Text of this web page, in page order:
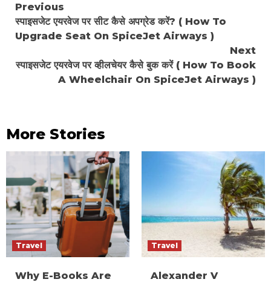
Continue
Reading
Previous
स्पाइसजेट एयरवेज पर सीट कैसे अपग्रेड करें? ( How To
Upgrade Seat On SpiceJet Airways )
Next
स्पाइसजेट एयरवेज पर व्हीलचेयर कैसे बुक करें ( How To Book
A Wheelchair On SpiceJet Airways )
More Stories
Travel
Why E-Books Are
Travel
Alexander V